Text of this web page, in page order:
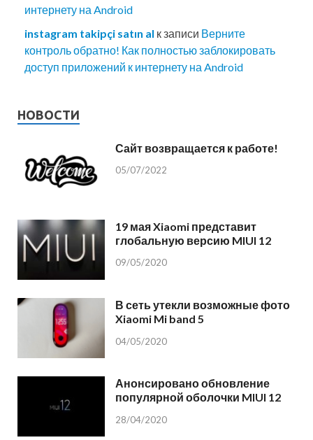
интернету на Android
instagram takipçi satın al к записи Верните
контроль обратно! Как полностью заблокировать
доступ приложений к интернету на Android
НОВОСТИ
Сайт возвращается к работе!
05/07/2022
19 мая Xiaomi представит
глобальную версию MIUI 12
09/05/2020
В сеть утекли возможные фото
Xiaomi Mi band 5
04/05/2020
Анонсировано обновление
популярной оболочки MIUI 12
28/04/2020